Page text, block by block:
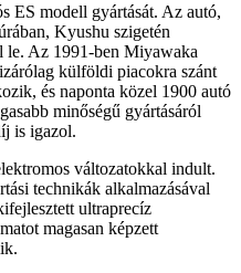
ES modell gyártását. Az autó,
Kyushu szigetén
le. Az 1991-ben Miyawaka
külföldi piacokra szánt
és naponta közel 1900 autó
minőségű gyártásáról
is igazol.
változatokkal indult.
technikák alkalmazásával
ultraprecíz
magasan képzett